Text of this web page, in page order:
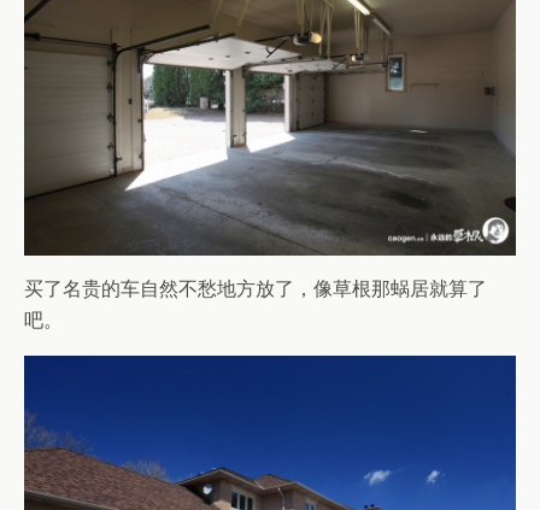
买了名贵的车自然不愁地方放了，像草根那蜗居就算了
吧。